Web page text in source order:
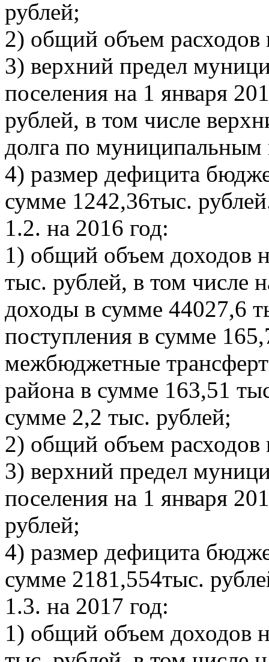
рублей;
2) общий объем расходов
3) верхний предел
поселения на 1 января
рублей, в том числе
долга по муниципальным
4) размер дефицита
сумме 1242,36тыс.
1.2. на 2016 год:
1) общий объем доходов
тыс. рублей, в том числе
доходы в сумме 44027,6
поступления в сумме
межбюджетные
района в сумме 163,51
сумме 2,2 тыс. рублей;
2) общий объем расходов
3) верхний предел
поселения на 1 января
рублей;
4) размер дефицита
сумме 2181,554тыс.
1.3. на 2017 год:
1) общий объем доходов